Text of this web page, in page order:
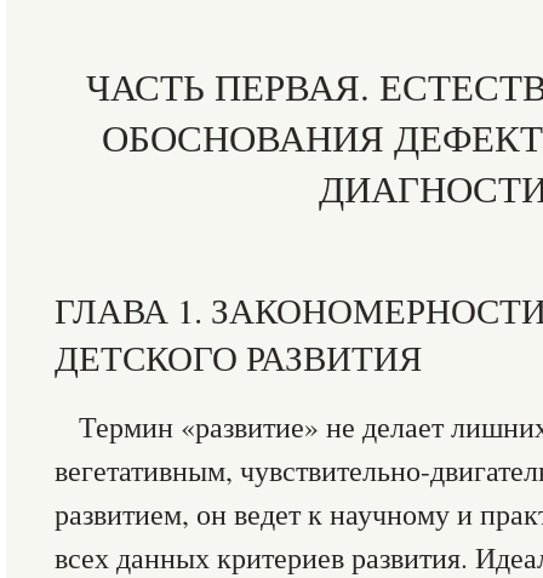
ЧАСТЬ ПЕРВАЯ.
ОБОСНОВАНИЯ
ГЛАВА 1.
ДЕТСКОГО РАЗВИТИЯ
Термин «развитие» не делает
вегетативным, чувствительно-
развитием, он ведет к научному и
всех данных критериев развития.